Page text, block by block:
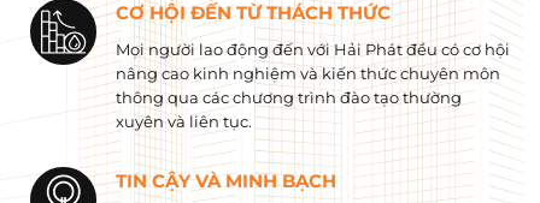
CƠ HỘI ĐẾN TỪ THÁCH THỨC
Mọi người lao động đến với Hải Phát đều có cơ hội
nâng cao kinh nghiệm và kiến ​​thức chuyên môn
thông qua các chương trình đào tạo thường
xuyên và liên tục.
TIN CẬY VÀ MINH BẠCH